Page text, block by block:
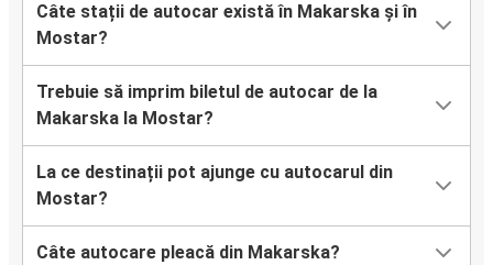
Câte stații de autocar există în Makarska și în
Mostar?
Trebuie să imprim biletul de autocar de la
Makarska la Mostar?
La ce destinații pot ajunge cu autocarul din
Mostar?
Câte autocare pleacă din Makarska?